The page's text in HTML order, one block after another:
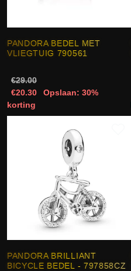
PANDORA BEDEL MET
VLIEGTUIG 790561
€29.00
€20.30
Opslaan: 30%
korting
PANDORA BRILLIANT
BICYCLE BEDEL - 797858CZ